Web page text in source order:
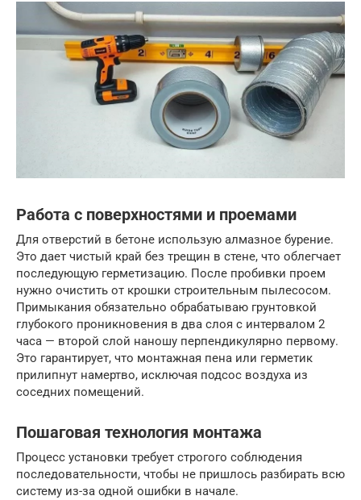
Работа с поверхностями и проемами
Для отверстий в бетоне использую алмазное бурение.
Это дает чистый край без трещин в стене, что облегчает
последующую герметизацию. После пробивки проем
нужно очистить от крошки строительным пылесосом.
Примыкания обязательно обрабатываю грунтовкой
глубокого проникновения в два слоя с интервалом 2
часа — второй слой наношу перпендикулярно первому.
Это гарантирует, что монтажная пена или герметик
прилипнут намертво, исключая подсос воздуха из
соседних помещений.
Пошаговая технология монтажа
Процесс установки требует строгого соблюдения
последовательности, чтобы не пришлось разбирать всю
систему из-за одной ошибки в начале.